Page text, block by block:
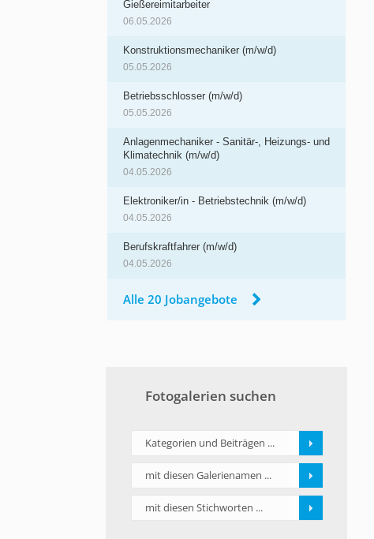
Gießereimitarbeiter
06.05.2026
Konstruktionsmechaniker (m/w/d)
05.05.2026
Betriebsschlosser (m/w/d)
05.05.2026
Anlagenmechaniker - Sanitär-, Heizungs- und
Klimatechnik (m/w/d)
04.05.2026
Elektroniker/in - Betriebstechnik (m/w/d)
04.05.2026
Berufskraftfahrer (m/w/d)
04.05.2026
Alle 20 Jobangebote
Fotogalerien suchen
Kategorien und Beiträgen ...
mit diesen Galerienamen ...
mit diesen Stichworten ...